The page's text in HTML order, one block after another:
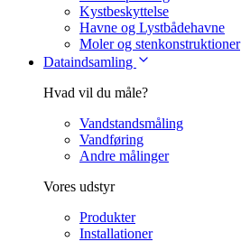
Kystbeskyttelse
Havne og Lystbådehavne
Moler og stenkonstruktioner
Dataindsamling
Hvad vil du måle?
Vandstandsmåling
Vandføring
Andre målinger
Vores udstyr
Produkter
Installationer